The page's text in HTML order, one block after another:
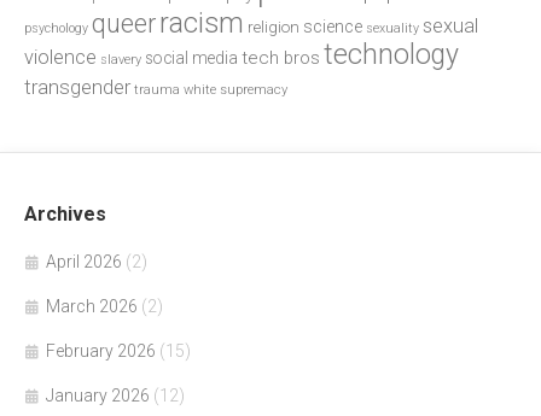
psychology queerracism religion science sexuality sexual
violence slavery social media tech bros technology
transgender trauma white supremacy
Archives
April 2026 (2)
March 2026 (2)
February 2026 (15)
January 2026 (12)